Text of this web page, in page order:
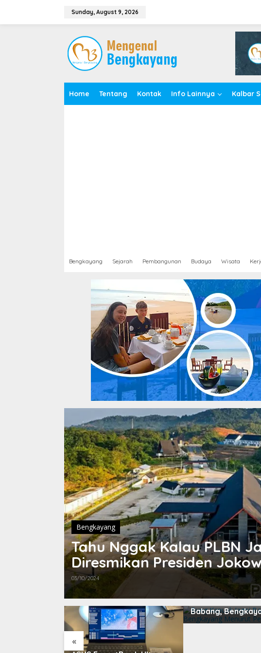
Sunday, August 9, 2026
Home Tentang Kontak Info Lainnya Kalbar
Bengkayang Sejarah Pembangunan Budaya Wisata
Bengkayang
Tahu Nggak Kalau PLBN
Diresmikan Presiden
03/10/2024
«
Bung Kapuak
Babang,
Menurut